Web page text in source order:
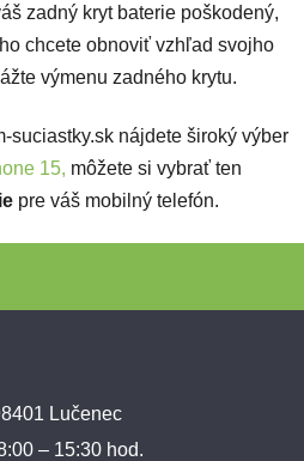
zadný kryt baterie poškodený,
chcete obnoviť vzhľad svojho
výmenu zadného krytu.
suciastky.sk nájdete široký výber
15, môžete si vybrať ten
pre váš mobilný telefón.
Lučenec
– 15:30 hod.